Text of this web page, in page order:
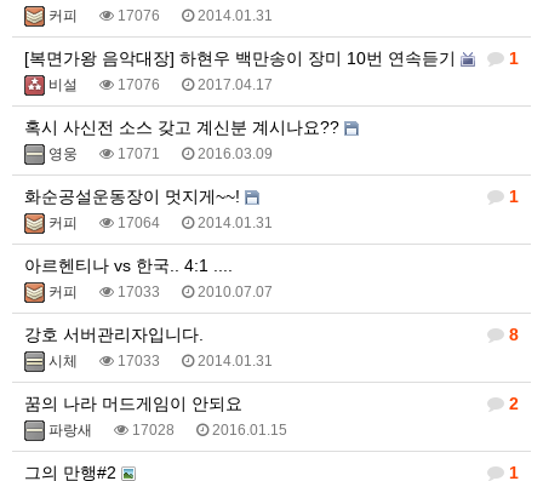
커피 17076 2014.01.31
1
[복면가왕 음악대장] 하현우 백만송이 장미 10번 연속듣기
비설 17076 2017.04.17
혹시 사신전 소스 갖고 계신분 계시나요??
영웅 17071 2016.03.09
1
화순공설운동장이 멋지게~~!
커피 17064 2014.01.31
아르헨티나 vs 한국.. 4:1 ....
커피 17033 2010.07.07
8
강호 서버관리자입니다.
시체 17033 2014.01.31
2
꿈의 나라 머드게임이 안되요
파랑새 17028 2016.01.15
1
그의 만행#2